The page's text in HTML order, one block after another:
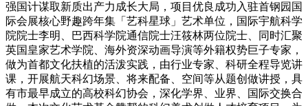
强国计谋取新质出产力成长大局，项目优良成功入驻首钢园国
际会展核心野趣跨年集「艺科星球」艺术单位，国际宇航科学
院院士李明、巴西科学院通信院士汪筱林两位院士、同时汇聚
英国皇家艺术学院、海外资深动画导演等外籍权势巨子专家，
做为首都文化扶植的活泼实践，由行业专家、科研全程导览讲
课，开展航天科幻场景、将来配备、空间等从题创做讲授，具
有市最早成立的高校科幻协会，深化学界、业界、国际交换合